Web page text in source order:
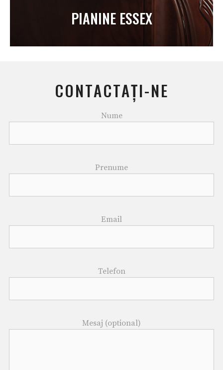
PIANINE ESSEX
CONTACTAȚI-NE
Nume
Prenume
Email
Telefon
Mesaj (optional)